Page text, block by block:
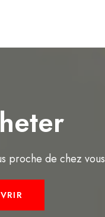
proche de chez vous